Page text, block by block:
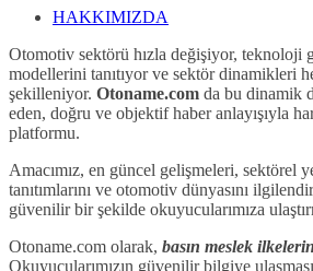
HAKKIMIZDA
Otomotiv sektörü hızla değişiyor, teknoloji
modellerini tanıtıyor ve sektör dinamikleri
şekilleniyor. Otoname.com da bu dinamik
eden, doğru ve objektif haber anlayışıyla
platformu.
Amacımız, en güncel gelişmeleri, sektörel
tanıtımlarını ve otomotiv dünyasını
güvenilir bir şekilde okuyucularımıza
Otoname.com olarak, basın meslek
Okuyucularımızın güvenilir bilgiye